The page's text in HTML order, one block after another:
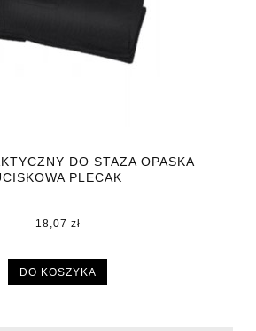
DO STAZA OPASKA
PLECAK
18,07 zł
DO KOSZYKA